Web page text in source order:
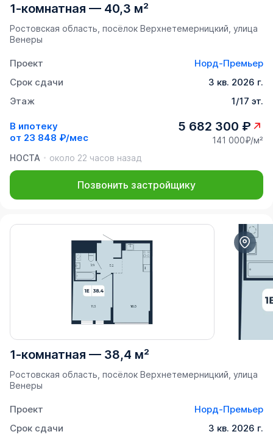
1-комнатная — 40,3 м²
Ростовская область, посёлок Верхнетемерницкий, улица
Венеры
Проект
Норд-Премьер
Срок сдачи
3 кв. 2026 г.
Этаж
1/17 эт.
В ипотеку
от 23 848 ₽/мес
5 682 300 ₽
141 000₽/м²
НОСТА
около 22 часов назад
Позвонить застройщику
1-комнатная — 38,4 м²
Ростовская область, посёлок Верхнетемерницкий, улица
Венеры
Проект
Норд-Премьер
Срок сдачи
3 кв. 2026 г.